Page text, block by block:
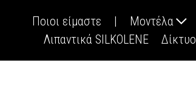
Ποιοι είμαστε | Μοντέλα
Λιπαντικά SILKOLENE
Δίκτυο